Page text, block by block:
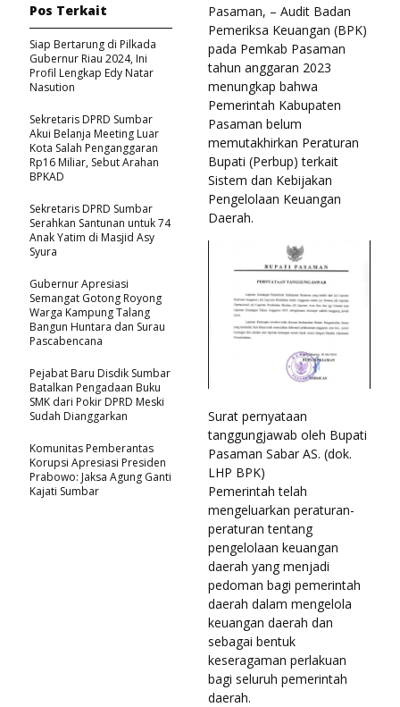
Pasaman, – Audit Badan
Pemeriksa Keuangan (BPK)
pada Pemkab Pasaman
tahun anggaran 2023
menungkap bahwa
Pemerintah Kabupaten
Pasaman belum
memutakhirkan Peraturan
Bupati (Perbup) terkait
Sistem dan Kebijakan
Pengelolaan Keuangan
Daerah.
Surat pernyataan
tanggungjawab oleh Bupati
Pasaman Sabar AS. (dok.
LHP BPK)
Pemerintah telah
mengeluarkan peraturan-
peraturan tentang
pengelolaan keuangan
daerah yang menjadi
pedoman bagi pemerintah
daerah dalam mengelola
keuangan daerah dan
sebagai bentuk
keseragaman perlakuan
bagi seluruh pemerintah
daerah.
Pos Terkait
Siap Bertarung di Pilkada
Gubernur Riau 2024, Ini
Profil Lengkap Edy Natar
Nasution
Sekretaris DPRD Sumbar
Akui Belanja Meeting Luar
Kota Salah Penganggaran
Rp16 Miliar, Sebut Arahan
BPKAD
Sekretaris DPRD Sumbar
Serahkan Santunan untuk 74
Anak Yatim di Masjid Asy
Syura
Gubernur Apresiasi
Semangat Gotong Royong
Warga Kampung Talang
Bangun Huntara dan Surau
Pascabencana
Pejabat Baru Disdik Sumbar
Batalkan Pengadaan Buku
SMK dari Pokir DPRD Meski
Sudah Dianggarkan
Komunitas Pemberantas
Korupsi Apresiasi Presiden
Prabowo: Jaksa Agung Ganti
Kajati Sumbar